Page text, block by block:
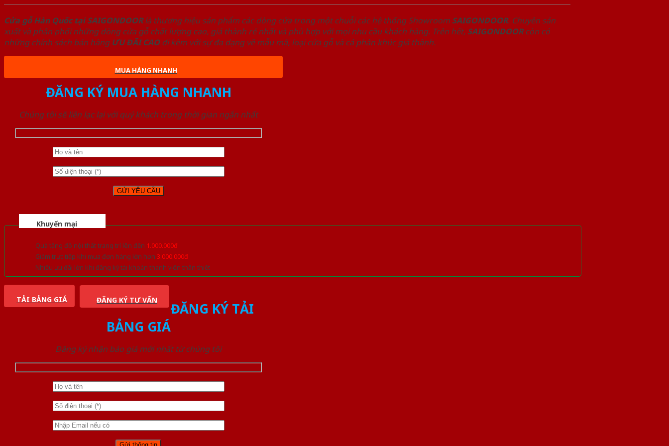
Cửa gỗ Hàn Quốc tại SAIGONDOORlà thương hiệu sản phẩm các dòng cửa trong một chuỗi các hệ thống Showroom SAIGONDOOR. Chuyên sản
xuất và phân phối những dòng cửa gỗ chất lượng cao, giá thành rẻ nhất và phù hợp với mọi nhu cầu khách hàng. Trên hết, SAIGONDOORcòn có
những chính sách bán hàng ƯU ĐÃI CAOđi kèm với sự đa dạng về mẫu mã, loại cửa gỗ và cả phân khúc giá thành.
MUA HÀNG NHANH
ĐĂNG KÝ MUA HÀNG NHANH
Chúng tôi sẽ liên lạc lại với quý khách trong thời gian ngắn nhất
Khuyến mại
Quà tặng đồ nội thất trang trí lên đến 1.000.000đ
Giảm trực tiếp khi mua đơn hàng lớn hơn 3.000.000đ
Nhiều ưu đãi lớn khi đăng ký tài khoản thành viên thân thiết
TẢI BẢNG GIÁ ĐĂNG KÝ TƯ VẤN
ĐĂNG KÝ TẢI
BẢNG GIÁ
Đăng ký nhận báo giá mới nhất từ chúng tôi